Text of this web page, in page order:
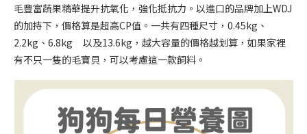
毛豐富蔬果精華提升抗氧化，強化抵抗力。以進口的品牌加上WDJ
的加持下，價格算是超高CP值。一共有四種尺寸，0.45kg、
2.2kg、6.8kg 以及13.6kg，越大容量的價格越划算，如果家裡
有不只一隻的毛寶貝，可以考慮這一款飼料。